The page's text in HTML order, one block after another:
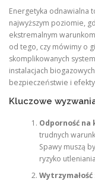
Energetyka odnawialna
najwyższym poziomie,
ekstremalnym
od tego, czy mówimy o
skomplikowanych
instalacjach
bezpieczeństwie i
Kluczowe
Odporność na
trudnych
Spawy muszą
ryzyko